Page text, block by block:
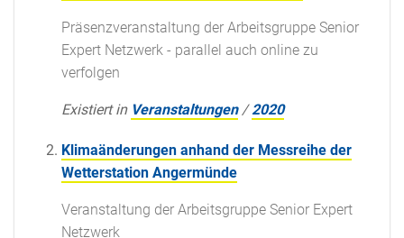
Präsenzveranstaltung der Arbeitsgruppe Senior
Expert Netzwerk - parallel auch online zu
verfolgen
Existiert in Veranstaltungen /2020
Klimaänderungen anhand der Messreihe der
Wetterstation Angermünde
Veranstaltung der Arbeitsgruppe Senior Expert
Netzwerk